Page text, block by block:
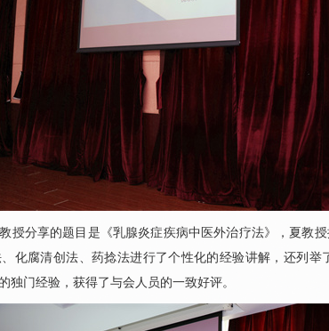
授分享的题目是《乳腺炎症疾病中医外治疗法》，夏教
化腐清创法、药捻法进行了个性化的经验讲解，还列
独门经验，获得了与会人员的一致好评。